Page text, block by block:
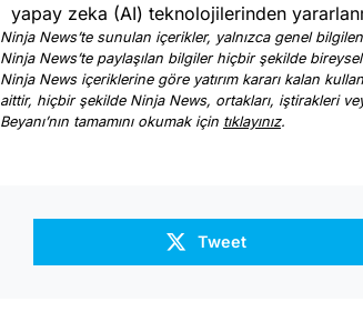
yapay zeka (AI) teknolojilerinden
Ninja News’te sunulan içerikler, yalnızca genel
Ninja News’te paylaşılan bilgiler hiçbir şekilde bireysel
Ninja News içeriklerine göre yatırım kararı kalan
aittir, hiçbir şekilde Ninja News, ortakları, iştirakleri
Beyanı’nın tamamını okumak için tıklayınız.
Tweet